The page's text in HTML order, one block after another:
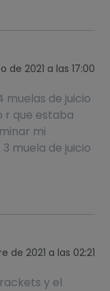
de 2021 a las 17:00
de juicio
r que estaba
mi
muela de juicio
de 2021 a las 02:21
y el